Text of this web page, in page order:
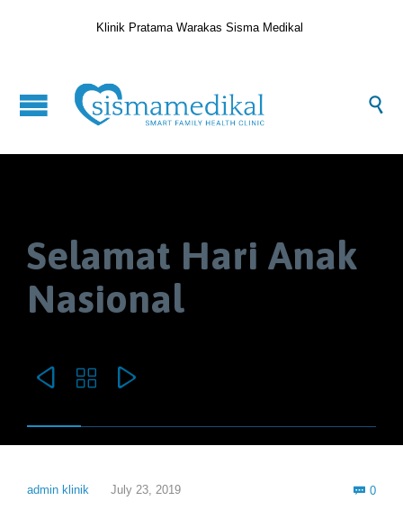
Klinik Pratama Warakas Sisma Medikal

Selamat Hari Anak
Nasional
  
admin klinik July 23, 2019  0